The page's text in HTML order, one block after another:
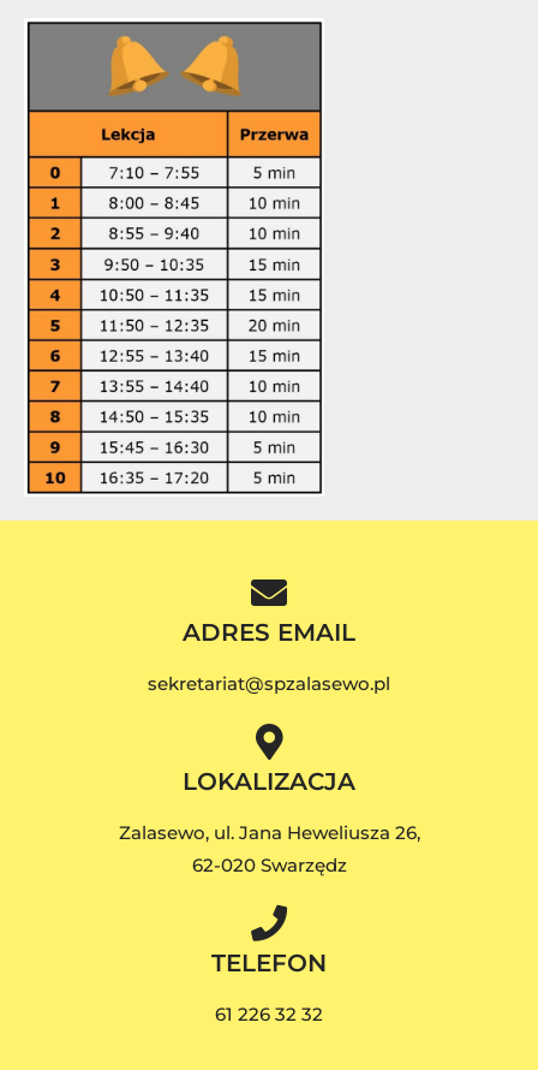
ADRES EMAIL
sekretariat@spzalasewo.pl
LOKALIZACJA
Zalasewo, ul. Jana Heweliusza 26,
62-020 Swarzędz
TELEFON
61 226 32 32